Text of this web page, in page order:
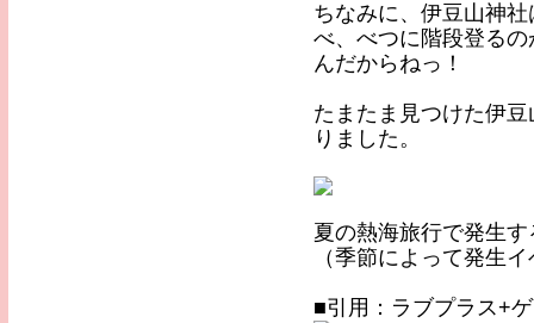
ちなみに、伊豆山神
べ、べつに階段登る
んだからねっ！
たまたま見つけた伊
りました。
夏の熱海旅行で発生
（季節によって発生
■引用：ラブプラス+